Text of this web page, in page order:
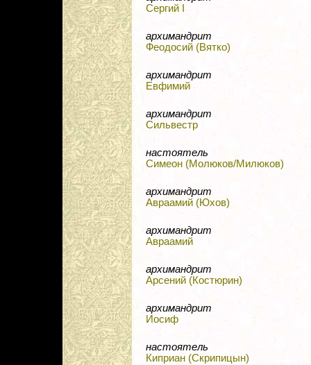
Сергий I
архимандрит
Феодосий (Вятко)
архимандрит
Евфимий
архимандрит
Сильвестр
настоятель
Симеон (Молюков/Милюков)
архимандрит
Авраамий (Юхов)
архимандрит
Авраамий
архимандрит
Арсений (Костюрин)
архимандрит
Иосиф
настоятель
Киприан (Скрипицын)